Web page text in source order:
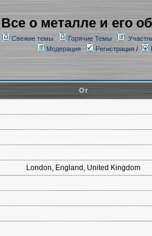
Все о металле и его
Свежие темы Горячие Темы
Модерация
Регистрация/
От
London, England, United Kingdom